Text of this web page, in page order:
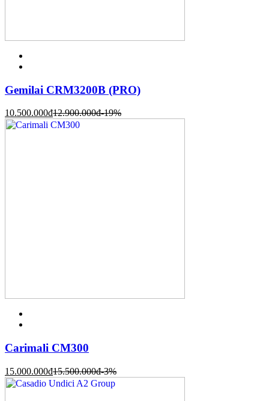
Gemilai CRM3200B (PRO)
10.500.000đ12.900.000đ-19%
Carimali CM300
15.000.000đ15.500.000đ-3%